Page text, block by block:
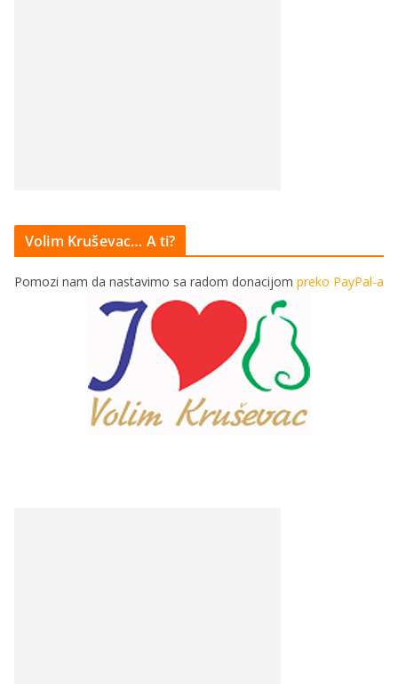
Volim Kruševac… A ti?
Pomozi nam da nastavimo sa radom donacijom preko PayPal-a